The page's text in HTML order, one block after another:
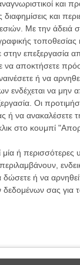
και
και
Με την άδειά
τοποθεσίας
επεξεργασία
να αποκτήσετε
ή να
να μην
Οι
ή να ανακαλέσετε
στο κουμπί
ή περισσότερες
ή να
δεδομένων σας
το
ότι
Οι
Μπέλα
Taxi Driver
Μάρτιν
Μια Θέση
A Place
Τζορτζ
Ψηλά